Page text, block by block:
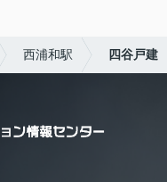
西浦和駅 四谷戸建